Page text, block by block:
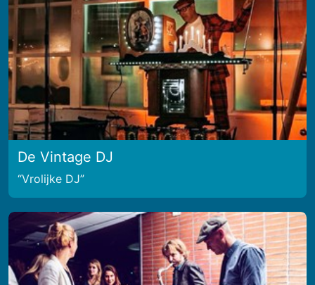
De Vintage DJ
Vrolijke DJ